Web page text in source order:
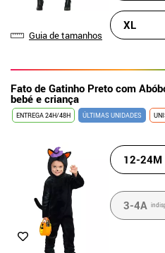
Guia de tamanhos
XL
Fato de Gatinho Preto com
bebé e criança
ENTREGA 24H/48H ÚLTIMAS UNIDADES
12-24M
3-4A